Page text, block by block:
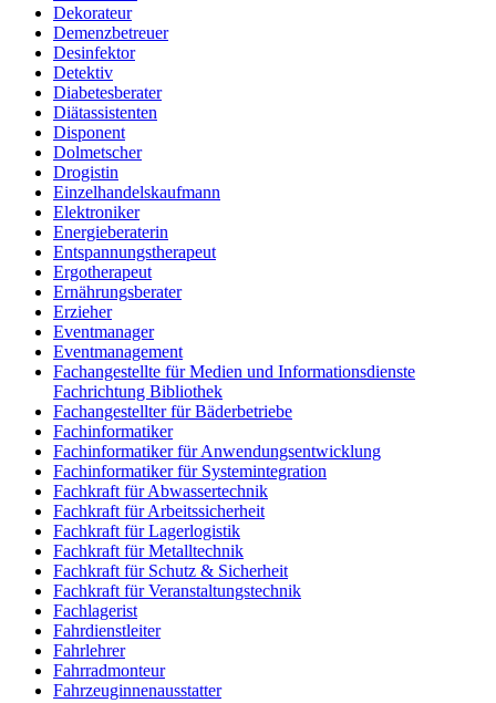
Dekorateur
Demenzbetreuer
Desinfektor
Detektiv
Diabetesberater
Diätassistenten
Disponent
Dolmetscher
Drogistin
Einzelhandelskaufmann
Elektroniker
Energieberaterin
Entspannungstherapeut
Ergotherapeut
Ernährungsberater
Erzieher
Eventmanager
Eventmanagement
Fachangestellte für Medien und Informationsdienste
Fachrichtung Bibliothek
Fachangestellter für Bäderbetriebe
Fachinformatiker
Fachinformatiker für Anwendungsentwicklung
Fachinformatiker für Systemintegration
Fachkraft für Abwassertechnik
Fachkraft für Arbeitssicherheit
Fachkraft für Lagerlogistik
Fachkraft für Metalltechnik
Fachkraft für Schutz & Sicherheit
Fachkraft für Veranstaltungstechnik
Fachlagerist
Fahrdienstleiter
Fahrlehrer
Fahrradmonteur
Fahrzeuginnenausstatter